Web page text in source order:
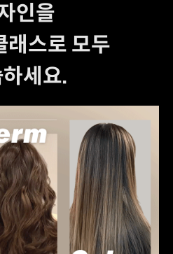
인을
래스로 모두
세요.